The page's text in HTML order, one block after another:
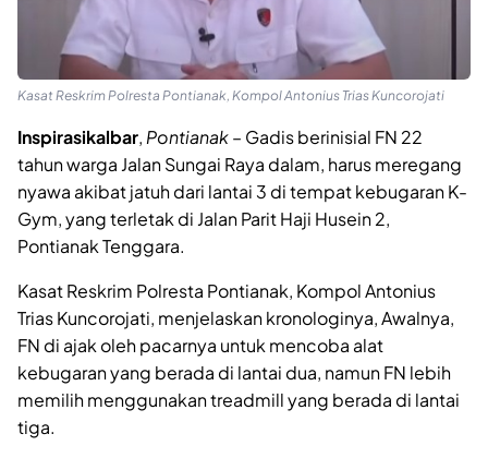
Kasat Reskrim Polresta Pontianak, Kompol Antonius Trias Kuncorojati
Inspirasikalbar, Pontianak– Gadis berinisial FN 22
tahun warga Jalan Sungai Raya dalam, harus meregang
nyawa akibat jatuh dari lantai 3 di tempat kebugaran K-
Gym, yang terletak di Jalan Parit Haji Husein 2,
Pontianak Tenggara.
Kasat Reskrim Polresta Pontianak, Kompol Antonius
Trias Kuncorojati, menjelaskan kronologinya, Awalnya,
FN di ajak oleh pacarnya untuk mencoba alat
kebugaran yang berada di lantai dua, namun FN lebih
memilih menggunakan treadmill yang berada di lantai
tiga.